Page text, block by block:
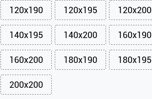
120x190
120x195 120x200
140x195 140x200 160x190
160x200 180x190 180x195
200x200